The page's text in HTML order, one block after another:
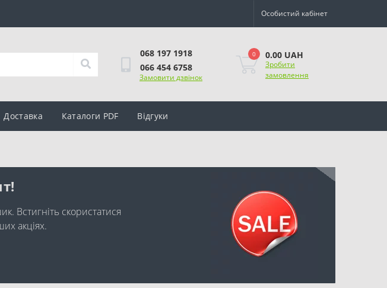
Особистий кабінет
068 197 1918
066 454 6758
Замовити дзвінок
0 0.00 UAH
Зробити
замовлення
Доставка Каталоги PDF Відгуки
Встигніть скористатися
акціях.